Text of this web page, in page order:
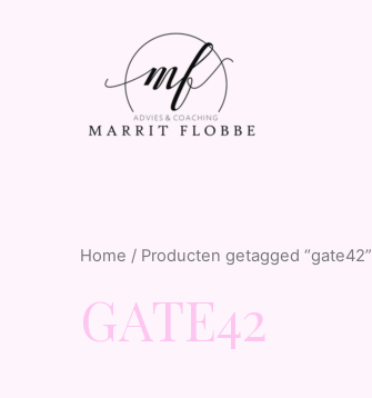
Home / Producten getagged “gate42”
GATE42